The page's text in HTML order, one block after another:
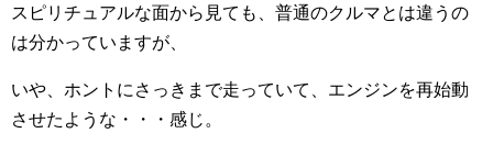
スピリチュアルな面から見ても、普通のクルマとは違うの
は分かっていますが、
いや、ホントにさっきまで走っていて、エンジンを再始動
させたような・・・感じ。